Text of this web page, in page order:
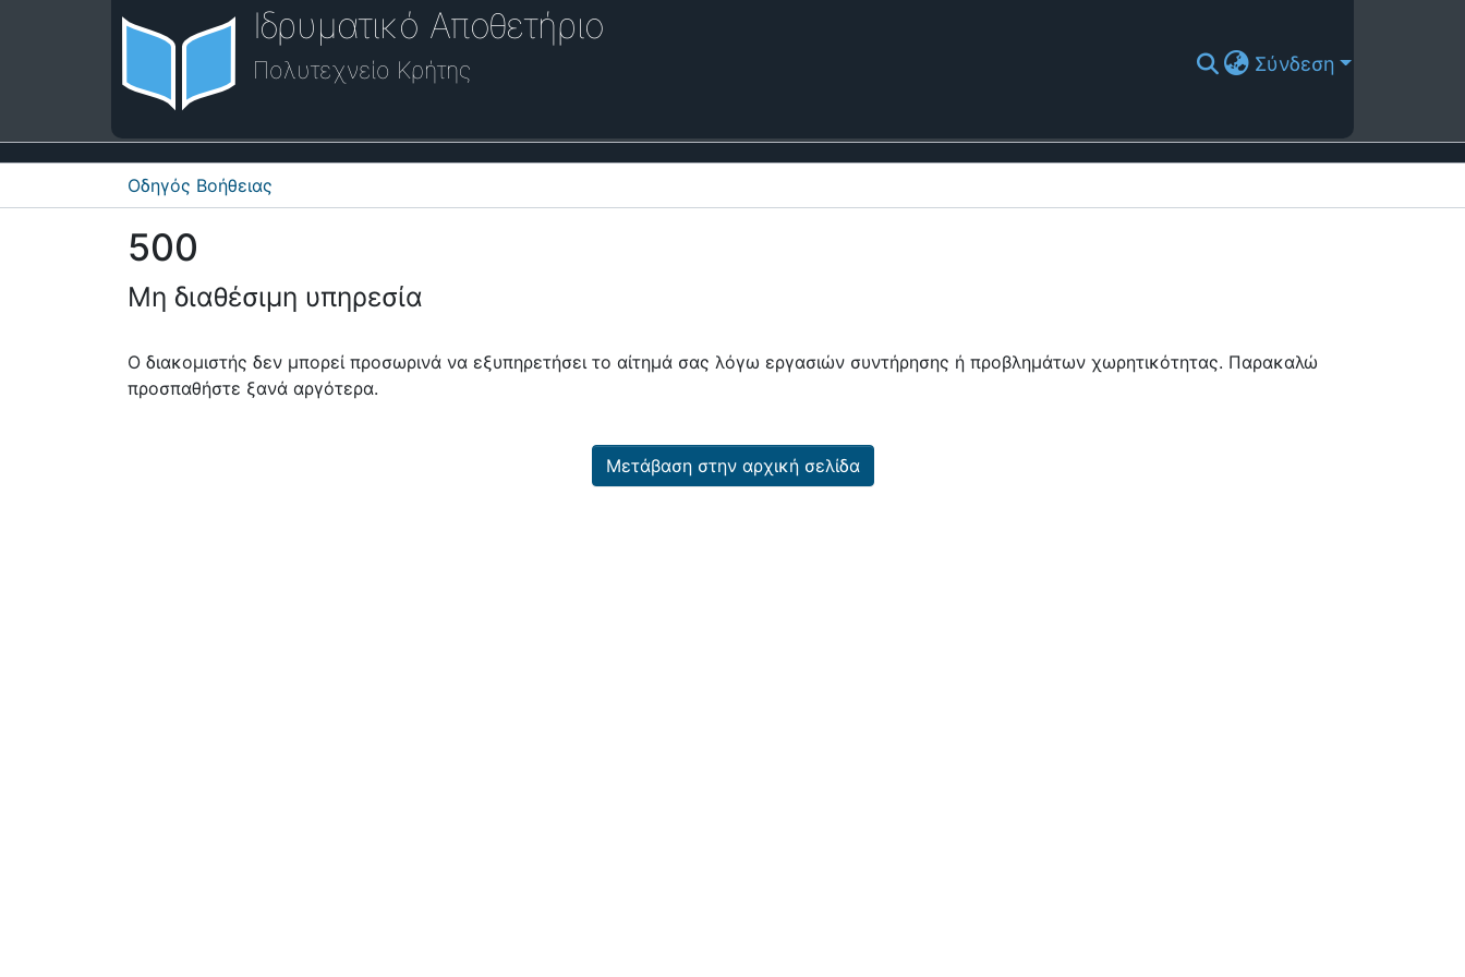
Ιδρυματικό Αποθετήριο
Πολυτεχνείο Κρήτης Σύνδεση
Οδηγός Βοήθειας
500
Μη διαθέσιμη υπηρεσία
Ο διακομιστής δεν μπορεί προσωρινά να εξυπηρετήσει το αίτημά σας λόγω εργασιών συντήρησης ή προβλημάτων χωρητικότητας. Παρακαλώ
προσπαθήστε ξανά αργότερα.
Μετάβαση στην αρχική σελίδα